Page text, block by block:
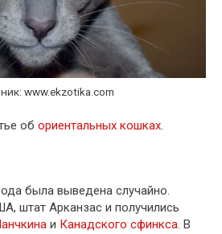
www.ekzotika.com
об ориентальных кошках.
была выведена случайно.
штат Арканзас и получились
и Канадского сфинкса. В